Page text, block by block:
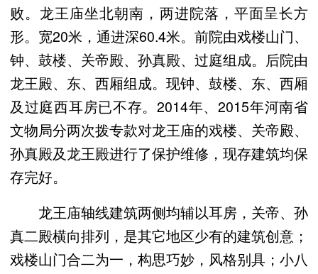
败。龙王庙坐北朝南，两进院落，平面呈长方
形。宽20米，通进深60.4米。前院由戏楼山门、
钟、鼓楼、关帝殿、孙真殿、过庭组成。后院由
龙王殿、东、西厢组成。现钟、鼓楼、东、西厢
及过庭西耳房已不存。2014年、2015年河南省
文物局分两次拨专款对龙王庙的戏楼、关帝殿、
孙真殿及龙王殿进行了保护维修，现存建筑均保
存完好。
龙王庙轴线建筑两侧均辅以耳房，关帝、孙
真二殿横向排列，是其它地区少有的建筑创意；
戏楼山门合二为一，构思巧妙，风格别具；小八